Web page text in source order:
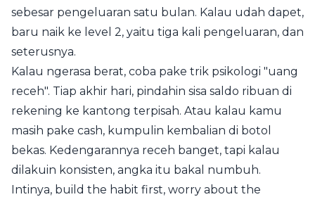
sebesar pengeluaran satu bulan. Kalau udah dapet,
baru naik ke level 2, yaitu tiga kali pengeluaran, dan
seterusnya.
Kalau ngerasa berat, coba pake trik psikologi "uang
receh". Tiap akhir hari, pindahin sisa saldo ribuan di
rekening ke kantong terpisah. Atau kalau kamu
masih pake cash, kumpulin kembalian di botol
bekas. Kedengarannya receh banget, tapi kalau
dilakuin konsisten, angka itu bakal numbuh.
Intinya, build the habit first, worry about the